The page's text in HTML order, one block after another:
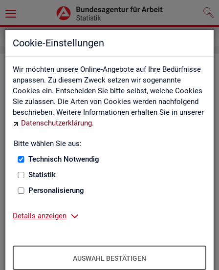
Cookie-Einstellungen
Wir möchten unsere Online-Angebote auf Ihre Bedürfnisse
anpassen. Zu diesem Zweck setzen wir sogenannte
Cookies ein. Entscheiden Sie bitte selbst, welche Cookies
Sie zulassen. Die Arten von Cookies werden nachfolgend
beschrieben. Weitere Informationen erhalten Sie in unserer
Datenschutzerklärung.
Bitte wählen Sie aus:
Technisch Notwendig
Statistik
Personalisierung
Details anzeigen
AUSWAHL BESTÄTIGEN
Wei­te­re Sta­tis­tik­an­ge­bo­te
Hier er­hal­ten Sie eine Aus­wahl wei­te­rer Sta­tis­tik­an­ge­bo­te an­
de­rer In­sti­tu­tio­nen: